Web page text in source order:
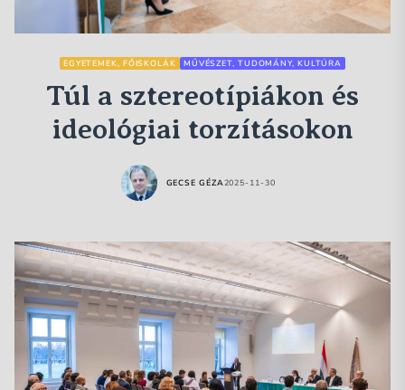
EGYETEMEK, FŐISKOLÁK MŰVÉSZET, TUDOMÁNY, KULTÚRA
Túl a sztereotípiákon és
ideológiai torzításokon
GECSE GÉZA2025-11-30